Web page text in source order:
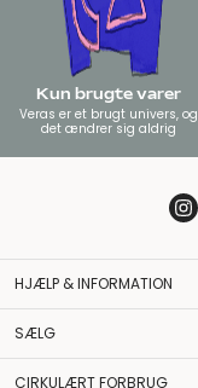
Kun brugte varer
Veras er et brugt univers, og
det ændrer sig aldrig
HJÆLP & INFORMATION
SÆLG
CIRKULÆRT FORBRUG